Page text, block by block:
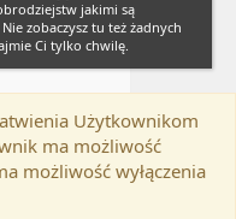
TwitterKontakt
RSS
jakimi są
zobaczysz tu też żadnych
Ci tylko chwilę.
Użytkownikom
ma możliwość
możliwość wyłączenia